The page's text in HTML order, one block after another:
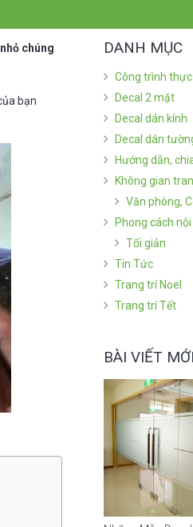
chúng
bạn
DANH MỤC
Công trình
Decal 2 mặt
Decal dán kính
Decal dán
Hướng dẫn,
Không gian
Văn phòng,
Phong cách
Tối giản
Tin Tức
Trang trí Noel
Trang trí Tết
BÀI VIẾT